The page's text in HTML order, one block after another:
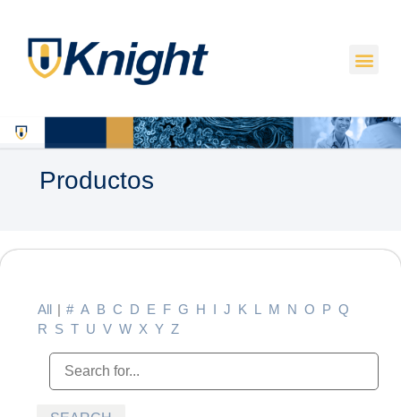
Productos
All | # A B C D E F G H I J K L M N O P Q
R S T U V W X Y Z